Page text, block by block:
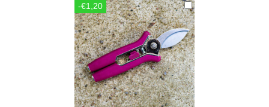
-€1,20